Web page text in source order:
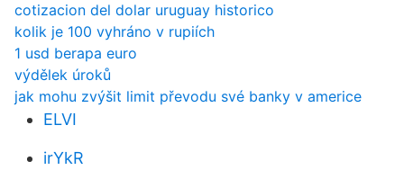
cotizacion del dolar uruguay historico
kolik je 100 vyhráno v rupiích
1 usd berapa euro
výdělek úroků
jak mohu zvýšit limit převodu své banky v americe
ELVI
irYkR